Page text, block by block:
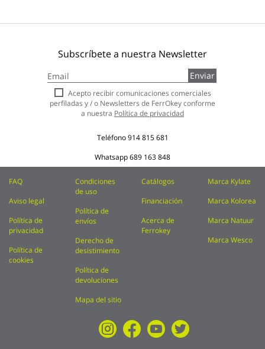
Subscríbete a nuestra Newsletter
a
nuestro
boletín
de
Enviar
Acepto recibir comunicaciones comerciales
perfiladas y / o Newsletters de FerrOkey conforme
a nuestra Política de privacidad
Teléfono914 815 681
Whatsapp689 163 848
FAQ
Aviso legal
Política de
privacidad
Política de
cookies
Condiciones
de uso
Política de
envíos
Derecho de
desistimiento
Política de
devoluciones
Mapa del sitio
Catálogos
Financiación
Acerca de
Ferrokey
Marca Kylate
Marca Kolorea
Marca Natuur
Marca Wesco